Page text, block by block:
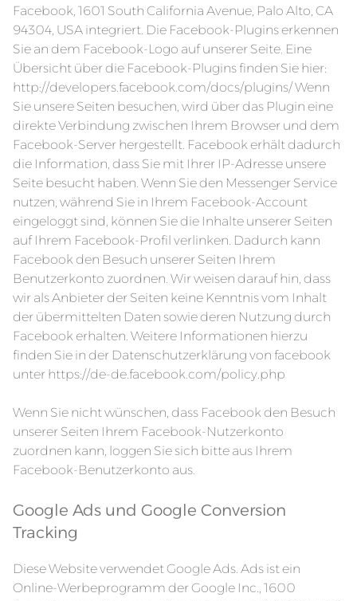
Facebook, 1601 South California Avenue, Palo Alto, CA
94304, USA integriert. Die Facebook-Plugins erkennen
Sie an dem Facebook-Logo auf unserer Seite. Eine
Übersicht über die Facebook-Plugins finden Sie hier:
http://developers.facebook.com/docs/plugins/Wenn
Sie unsere Seiten besuchen, wird über das Plugin eine
direkte Verbindung zwischen Ihrem Browser und dem
Facebook-Server hergestellt. Facebook erhält dadurch
die Information, dass Sie mit Ihrer IP-Adresse unsere
Seite besucht haben. Wenn Sie den Messenger Service
nutzen, während Sie in Ihrem Facebook-Account
eingeloggt sind, können Sie die Inhalte unserer Seiten
auf Ihrem Facebook-Profil verlinken. Dadurch kann
Facebook den Besuch unserer Seiten Ihrem
Benutzerkonto zuordnen. Wir weisen darauf hin, dass
wir als Anbieter der Seiten keine Kenntnis vom Inhalt
der übermittelten Daten sowie deren Nutzung durch
Facebook erhalten. Weitere Informationen hierzu
finden Sie in der Datenschutzerklärung von facebook
unter https://de-de.facebook.com/policy.php
Wenn Sie nicht wünschen, dass Facebook den Besuch
unserer Seiten Ihrem Facebook-Nutzerkonto
zuordnen kann, loggen Sie sich bitte aus Ihrem
Facebook-Benutzerkonto aus.
Google Ads und Google Conversion
Tracking
Diese Website verwendet Google Ads. Ads ist ein
Online-Werbeprogramm der Google Inc., 1600